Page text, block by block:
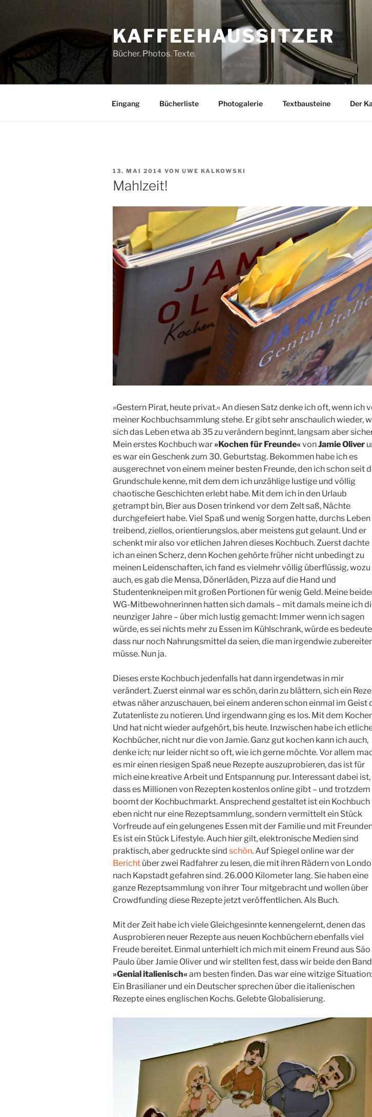
KAFFEEHAUSSITZER
Bücher. Photos. Texte.
Eingang Bücherliste Photogalerie Textbausteine Der
VERÖFFENTLICHT
AM
13. MAI 2014 VON UWE KALKOWSKI
Mahlzeit!
»Gestern Pirat, heute privat.« An diesen Satz denke ich oft, wenn ich
meiner Kochbuchsammlung stehe. Er gibt sehr anschaulich wieder,
sich das Leben etwa ab 35 zu verändern beginnt, langsam aber
Mein erstes Kochbuch war »Kochen für Freunde« vonJamie Oliver
es war ein Geschenk zum 30. Geburtstag. Bekommen habe ich es
ausgerechnet von einem meiner besten Freunde, den ich schon seit
Grundschule kenne, mit dem dem ich unzählige lustige und völlig
chaotische Geschichten erlebt habe. Mit dem ich in den Urlaub
getrampt bin, Bier aus Dosen trinkend vor dem Zelt saß, Nächte
durchgefeiert habe. Viel Spaß und wenig Sorgen hatte, durchs Leben
treibend, ziellos, orientierungslos, aber meistens gut gelaunt. Und er
schenkt mir also vor etlichen Jahren dieses Kochbuch.Zuerst dachte
ich an einen Scherz, denn Kochen gehörte früher nicht unbedingt zu
meinen Leidenschaften, ich fand es vielmehr völlig überflüssig, wozu
auch, es gab die Mensa, Dönerläden, Pizza auf die Hand und
Studentenkneipen mit großen Portionen für wenig Geld. Meine
WG-Mitbewohnerinnen hatten sich damals – mit damals meine ich
neunziger Jahre – über mich lustig gemacht: Immer wenn ich sagen
würde, es sei nichts mehr zu Essen im Kühlschrank, würde es
dass nur noch Nahrungsmittel da seien, die man irgendwie
müsse. Nun ja.
Dieses erste Kochbuch jedenfalls hat dann irgendetwas in mir
verändert. Zuerst einmal war es schön, darin zu blättern, sich ein
etwas näher anzuschauen, bei einem anderen schon einmal im Geist
Zutatenliste zu notieren. Und irgendwann ging es los. Mit dem
Und hat nicht wieder aufgehört, bis heute. Inzwischen habe ich
Kochbücher, nicht nur die von Jamie. Ganz gut kochen kann ich auch,
denke ich; nur leider nicht so oft, wie ich gerne möchte. Vor allem
es mir einen riesigen Spaß neue Rezepte auszuprobieren, das ist für
mich eine kreative Arbeit und Entspannung pur. Interessant dabei ist,
dass es Millionen von Rezepten kostenlos online gibt – und trotzdem
boomt der Kochbuchmarkt. Ansprechend gestaltet ist ein Kochbuch
eben nicht nur eine Rezeptsammlung, sondern vermittelt ein Stück
Vorfreude auf ein gelungenes Essen mit der Familie und mit
Es ist ein Stück Lifestyle. Auch hier gilt, elektronische Medien sind
praktisch, aber gedruckte sind schön. Auf Spiegel online war der
Bericht über zwei Radfahrer zu lesen, die mit ihren Rädern von
nach Kapstadt gefahren sind. 26.000 Kilometer lang. Sie haben eine
ganze Rezeptsammlung von ihrer Tour mitgebracht und wollen über
Crowdfunding diese Rezepte jetzt veröffentlichen. Als Buch.
Mit der Zeit habe ich viele Gleichgesinnte kennengelernt, denen das
Ausprobieren neuer Rezepte aus neuen Kochbüchern ebenfalls viel
Freude bereitet. Einmal unterhielt ich mich mit einem Freund aus São
Paulo über Jamie Oliver und wir stellten fest, dass wir beide den Band
»Genial italienisch« am besten finden. Das war eine witzige Situation:
Ein Brasilianer und ein Deutscher sprechen über die italienischen
Rezepte eines englischen Kochs. Gelebte Globalisierung.